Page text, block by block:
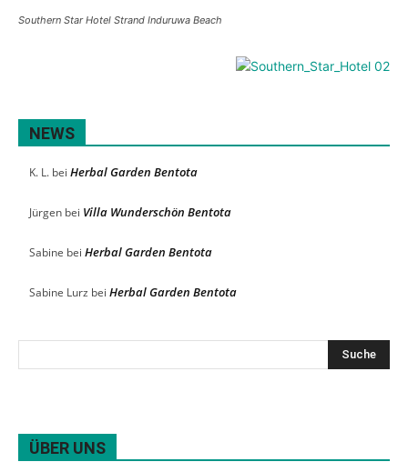
Southern Star Hotel Strand Induruwa Beach
NEWS
K. L. bei Herbal Garden Bentota
Jürgen bei Villa Wunderschön Bentota
Sabine bei Herbal Garden Bentota
Sabine Lurz bei Herbal Garden Bentota
ÜBER UNS